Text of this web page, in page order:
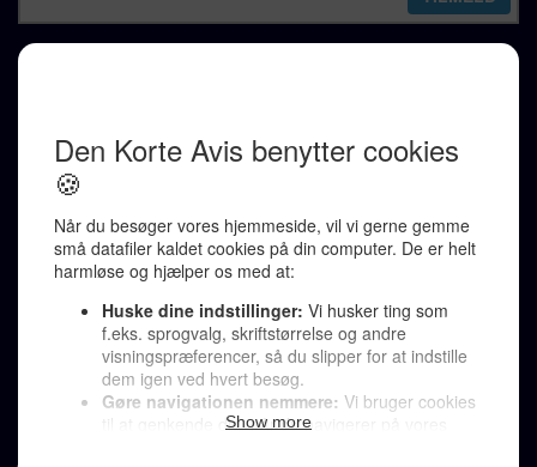
Karen Jespersen
Redaktionen kontaktes via mail til
redaktion@denkorteavis.dk
Telefonsvarer 20 30 10 96
Von Ostensgade 22, 2791 Dragør
LINKS
Tidligere aviser >
Støt Den Korte Avis >